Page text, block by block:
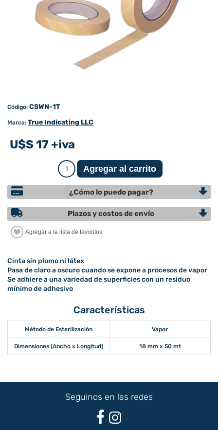
Código: CSWN-1T
Marca: True Indicating LLC
U$S 17 +iva
¿Cómo lo puedo pagar?
Plazos y costos de envío
Cinta sin plomo ni látex
Pasa de claro a oscuro cuando se expone a procesos de vapor
Se adhiere a una variedad de superficies con un residuo
mínimo de adhesivo
Características
Método de Esterilización Vapor
Dimensiones (Ancho x Longitud) 18 mm x 50 mt
Seguinos en las redes